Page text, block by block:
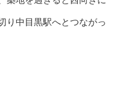
り中目黒駅へとつながっ